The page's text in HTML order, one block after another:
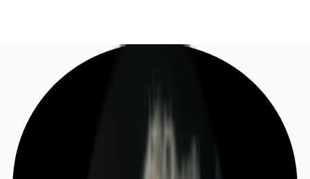
Investieren
Marktinformationen
Jetzt anrufen